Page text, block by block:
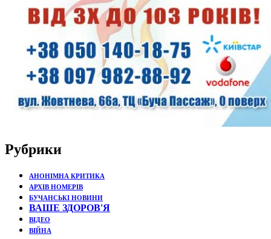
Рубрики
АНОНІМНА КРИТИКА
АРХІВ НОМЕРІВ
БУЧАНСЬКІ НОВИНИ
ВАШЕ ЗДОРОВ'Я
ВІДЕО
ВІЙНА